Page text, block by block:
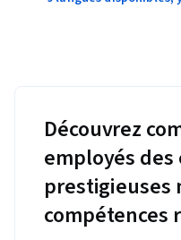
Découvrez
employés
prestigieuses
compétences